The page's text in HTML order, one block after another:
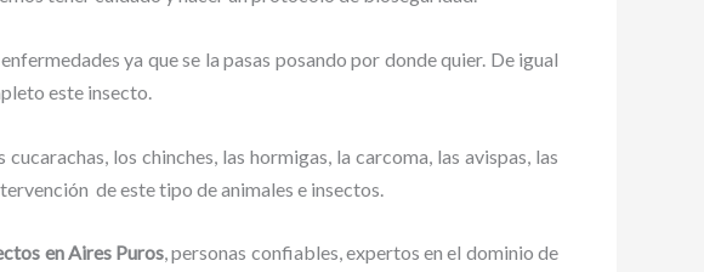
ya que se la pasas posando por donde quier. De igual
este insecto.
los chinches, las hormigas, la carcoma, las avispas, las
de este tipo de animales e insectos.
en Aires Puros, personas confiables, expertos en el dominio de